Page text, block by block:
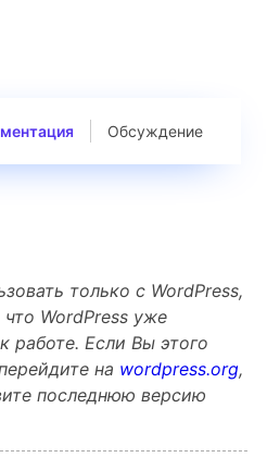
Обсуждение
только с WordPress,
WordPress уже
работе. Если Вы этого
на wordpress.org,
последнюю версию